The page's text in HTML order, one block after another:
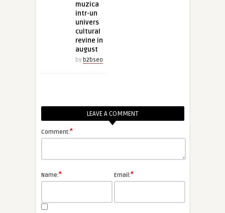
muzica
intr-un
univers
cultural
revine in
august
by b2bseo
LEAVE A COMMENT
Comment:*
Name:* Email:*